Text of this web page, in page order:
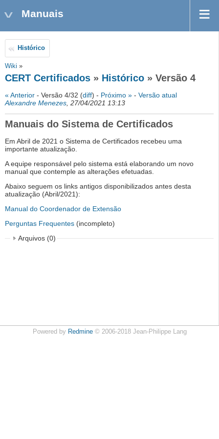
Manuais
Histórico
Wiki »
CERT Certificados » Histórico » Versão 4
« Anterior - Versão 4/32 (diff) - Próximo » - Versão atual
Alexandre Menezes, 27/04/2021 13:13
Manuais do Sistema de Certificados
Em Abril de 2021 o Sistema de Certificados recebeu uma
importante atualização.
A equipe responsável pelo sistema está elaborando um novo
manual que contemple as alterações efetuadas.
Abaixo seguem os links antigos disponibilizados antes desta
atualização (Abril/2021):
Manual do Coordenador de Extensão
Perguntas Frequentes (incompleto)
Arquivos (0)
Powered by Redmine© 2006-2018 Jean-Philippe Lang